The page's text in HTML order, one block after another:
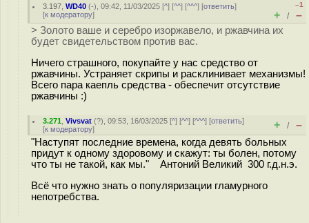
3.197 ,WD40 (-), 09:42, 11/03/2025 [^] [^^] [^^^] [ответить]
[к модератору]
–1
+ / –
> Золото ваше и серебро изоржавело, и ржавчина их
будет свидетельством против вас.
Ничего страшного, покупайте у нас средство от
ржавчины. Устраняет скрипы и расклинивает механизмы!
Всего пара каепль средства - обеспечит отсутствие
ржавчины :)
3.271 ,Vivsvat (?), 09:53, 16/03/2025 [^] [^^] [^^^] [ответить]
[к модератору] + / –
"Наступят последние времена, когда девять больных
придут к одному здоровому и скажут: ты болен, потому
что ты не такой, как мы." Антоний Великий 300 г.д.н.э.
Всё что нужно знать о популяризации гламурного
непотребства.